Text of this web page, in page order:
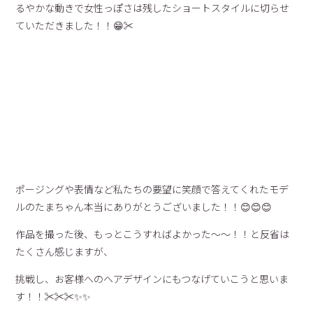
るやかな動きで女性っぽさは残したショートスタイルに切らせ
ていただきました！！😁✂︎
ポージングや表情など私たちの要望に笑顔で答えてくれたモデ
ルのたまちゃん本当にありがとうございました！！😊😊😊
作品を撮った後、もっとこうすればよかった〜〜！！と反省は
たくさん感じますが、
挑戦し、お客様へのヘアデザインにもつなげていこうと思いま
す！！✂︎✂︎✂︎✨✨